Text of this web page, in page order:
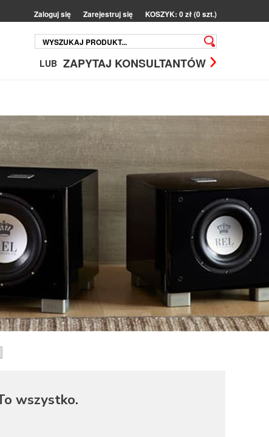
Zaloguj się Zarejestruj się KOSZYK: 0 zł (0 szt.)
LUB ZAPYTAJ KONSULTANTÓW
wszystko.